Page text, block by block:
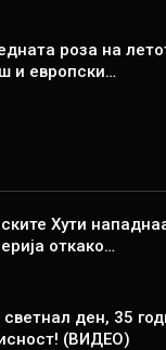
роза на
и европски…
Хути
откако…
ден, 35
(ВИДЕО)